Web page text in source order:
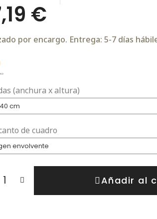
€
por encargo. Entrega: 5-7 días
(anchura x altura)
de cuadro
Añadir al